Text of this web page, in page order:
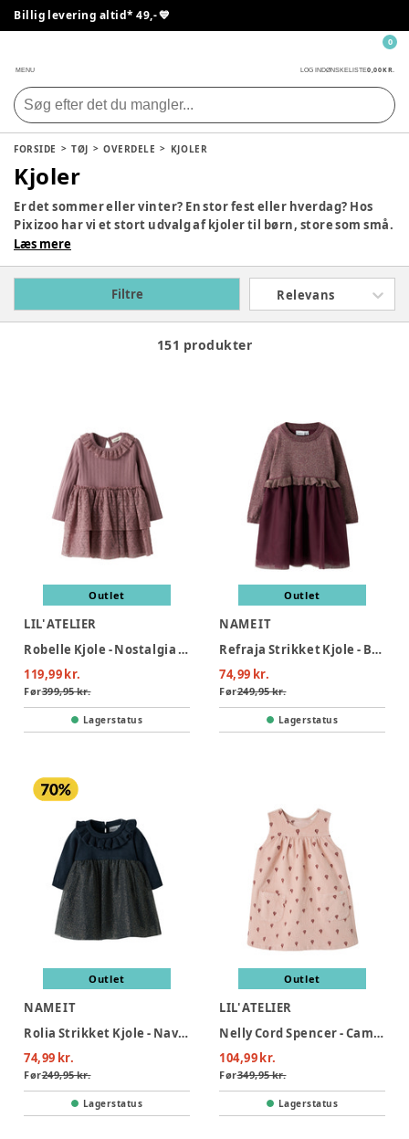
Billig levering altid* 49,- 💙
MENU LOG INDØNSKELISTE0,00 KR.
0
FORSIDE TØJ OVERDELE KJOLER
Kjoler
Er det sommer eller vinter? En stor fest eller hverdag? Hos
Pixizoo har vi et stort udvalg af kjoler til børn, store som små.
Du kan finde kjoler med både farverige mønstre som
enhver lejlighed og ethvert barn.
Læs mere
Filtre Relevans
151 produkter
Outlet
LIL' ATELIER
Robelle Kjole - Nostalgia Rose
119,99 kr.
Før399,95 kr.
Lagerstatus
Outlet
NAME IT
Refraja Strikket Kjole - Burgundy
74,99 kr.
Før249,95 kr.
Lagerstatus
Outlet
NAME IT
Rolia Strikket Kjole - Navy Blazer
74,99 kr.
Før249,95 kr.
Lagerstatus
Outlet
LIL' ATELIER
Nelly Cord Spencer - Cameo Rose
104,99 kr.
Før349,95 kr.
Lagerstatus